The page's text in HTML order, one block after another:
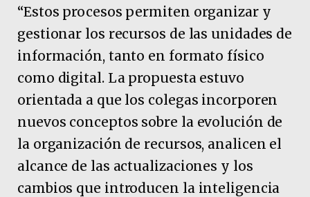
“Estos procesos permiten organizar y
gestionar los recursos de las unidades de
información, tanto en formato físico
como digital. La propuesta estuvo
orientada a que los colegas incorporen
nuevos conceptos sobre la evolución de
la organización de recursos, analicen el
alcance de las actualizaciones y los
cambios que introducen la inteligencia